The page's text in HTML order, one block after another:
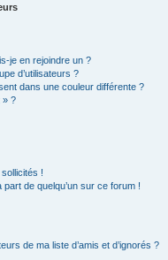
je en rejoindre un ?
d’utilisateurs ?
dans une couleur différente ?
» ?
!
de quelqu’un sur ce forum !
de ma liste d’amis et d’ignorés ?